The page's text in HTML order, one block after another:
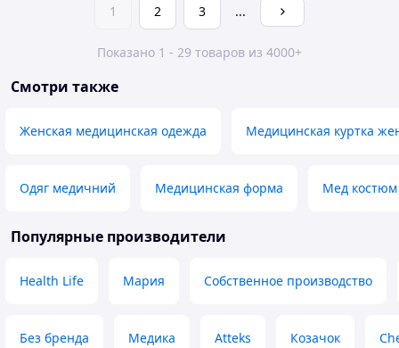
1 2 3 ...
Показано 1 - 29 товаров из 4000+
Смотри также
Женская медицинская одежда Медицинская куртка
Одяг медичний Медицинская форма Мед костюм
Популярные производители
Health Life Мария Собственное производство
Без бренда Медика Atteks Козачок